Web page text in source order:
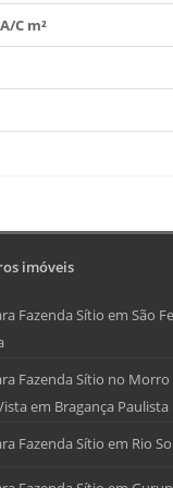
A/C m²
imóveis
Fazenda Sítio em São
Fazenda Sítio no Morro
em Bragança Paulista
Fazenda Sítio em Rio